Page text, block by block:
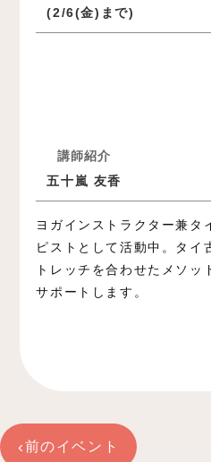
(2/6(金)まで)
講師紹介
五十嵐 友香
ヨガインストラクター兼タ
ピストとして活動中。タイ
トレッチを合わせたメソッ
サポートします。
‹前のイベント